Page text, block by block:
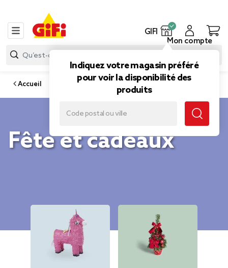
GIFI
Indiquez votre magasin préféré
pour voir la disponibilité des
produits
Mon compte
Accueil
Fête et cadeaux